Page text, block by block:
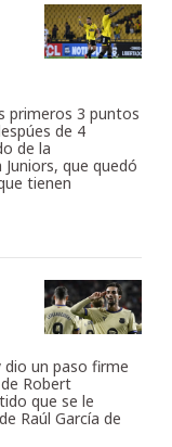
primeros 3 puntos
de 4
de la
que quedó
tienen
dio un paso firme
Robert
que se le
Raúl García de